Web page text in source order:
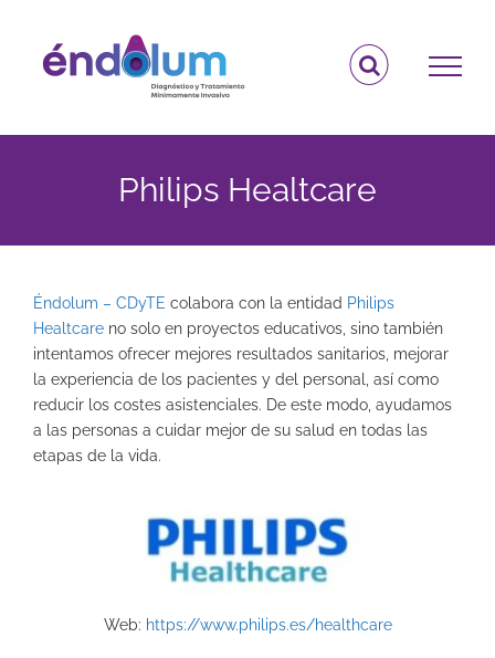
contenido
Philips Healtcare
Éndolum – CDyTE colabora con la entidad Philips
Healtcare no solo en proyectos educativos, sino también
intentamos ofrecer mejores resultados sanitarios, mejorar
la experiencia de los pacientes y del personal, así como
reducir los costes asistenciales. De este modo, ayudamos
a las personas a cuidar mejor de su salud en todas las
etapas de la vida.
Web: https://www.philips.es/healthcare